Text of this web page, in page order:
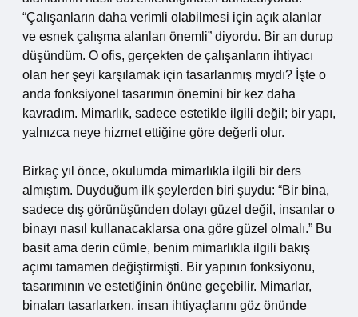
“Çalışanların daha verimli olabilmesi için açık alanlar
ve esnek çalışma alanları önemli” diyordu. Bir an durup
düşündüm. O ofis, gerçekten de çalışanların ihtiyacı
olan her şeyi karşılamak için tasarlanmış mıydı? İşte o
anda fonksiyonel tasarımın önemini bir kez daha
kavradım. Mimarlık, sadece estetikle ilgili değil; bir yapı,
yalnızca neye hizmet ettiğine göre değerli olur.
Birkaç yıl önce, okulumda mimarlıkla ilgili bir ders
almıştım. Duyduğum ilk şeylerden biri şuydu: “Bir bina,
sadece dış görünüşünden dolayı güzel değil, insanlar o
binayı nasıl kullanacaklarsa ona göre güzel olmalı.” Bu
basit ama derin cümle, benim mimarlıkla ilgili bakış
açımı tamamen değiştirmişti. Bir yapının fonksiyonu,
tasarımının ve estetiğinin önüne geçebilir. Mimarlar,
binaları tasarlarken, insan ihtiyaçlarını göz önünde